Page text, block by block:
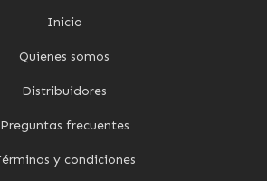
Quienes somos
Preguntas frecuentes
Términos y condiciones